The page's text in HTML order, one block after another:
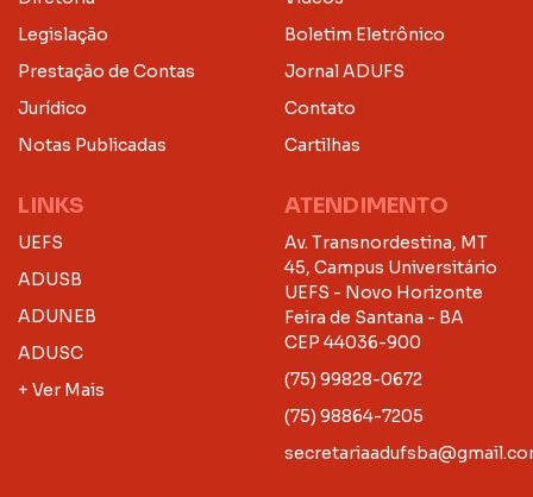
Legislação
Prestação de Contas
Jurídico
Notas Publicadas
Boletim Eletrônico
Jornal ADUFS
Contato
Cartilhas
LINKS
UEFS
ADUSB
ADUNEB
ADUSC
+ Ver Mais
ATENDIMENTO
Av. Transnordestina, MT
45, Campus Universitário
UEFS - Novo Horizonte
Feira de Santana - BA
CEP 44036-900
(75) 99828-0672
(75) 98864-7205